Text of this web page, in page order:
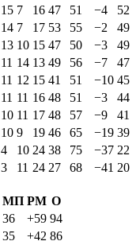
15 7 16 47 51 −4
52
14 7 17 53 55 −2
49
13 10 15 47 50 −3
49
11 14 13 49 56 −7
47
11 12 15 41 51 −10 45
11 11 16 48 51 −3
44
10 11 17 48 57 −9
41
10 9 19 46 65 −19 39
4 10 24 38 75 −37 22
3 11 24 27 68 −41 20
МП РМ О
36 +59 94
35 +42 86